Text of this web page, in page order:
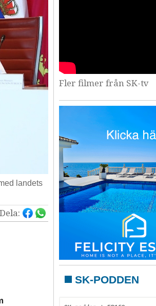
landets
Dela:
Fler filmer från SK-tv
SK-PODDEN